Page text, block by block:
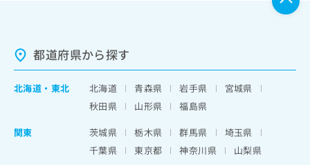
都道府県から探す
北海道 ・ 東北 北海道 青森県 岩手県
宮城県
秋田県
山形県
福島県
関東
茨城県 栃木県 群馬県
埼玉県
千葉県
東京都 神奈川県
山梨県